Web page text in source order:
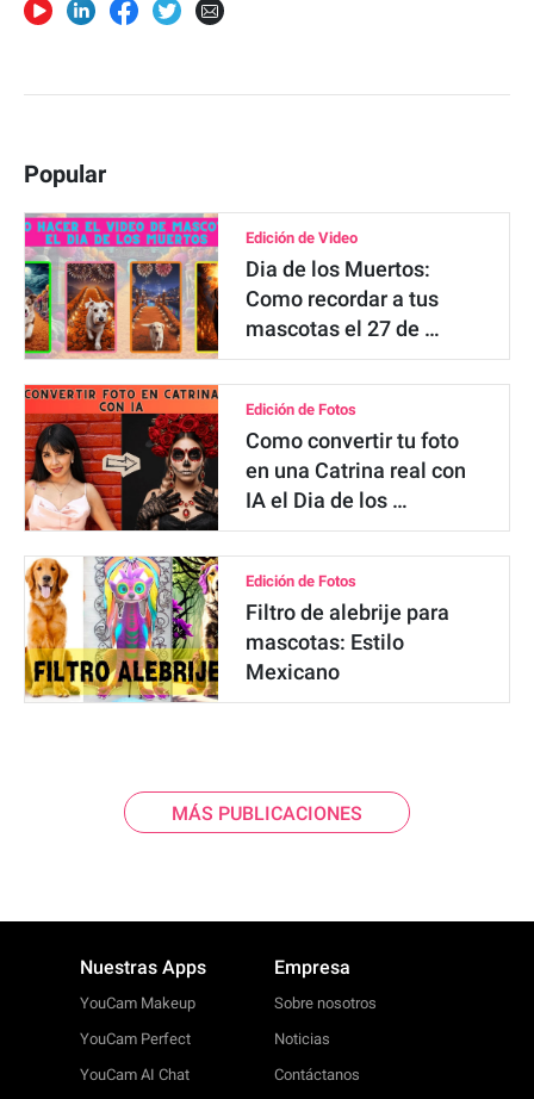
Popular
Edición de Video
Dia de los Muertos:
Como recordar a tus
mascotas el 27 de …
Edición de Fotos
Como convertir tu foto
en una Catrina real con
IA el Dia de los …
Edición de Fotos
Filtro de alebrije para
mascotas: Estilo
Mexicano
MÁS PUBLICACIONES
Nuestras Apps
YouCam Makeup
YouCam Perfect
YouCam AI Chat
Empresa
Sobre nosotros
Noticias
Contáctanos